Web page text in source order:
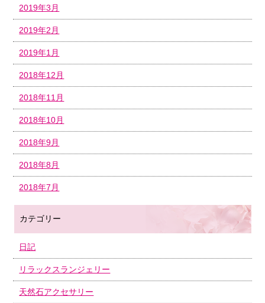
2019年3月
2019年2月
2019年1月
2018年12月
2018年11月
2018年10月
2018年9月
2018年8月
2018年7月
カテゴリー
日記
リラックスランジェリー
天然石アクセサリー